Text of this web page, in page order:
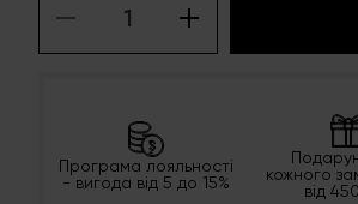
Програма лояльності
- вигода від 5 до 15%
кожного
від